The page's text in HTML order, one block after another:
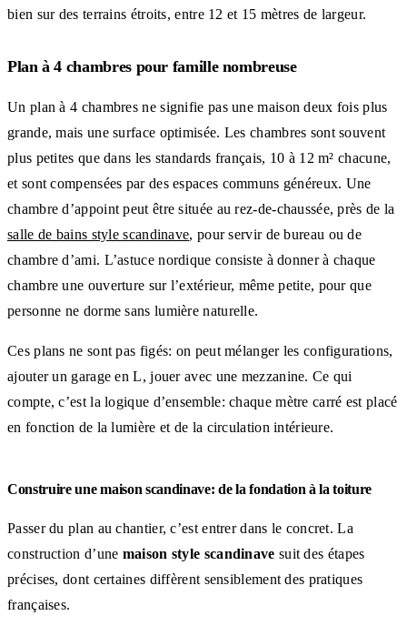
bien sur des terrains étroits, entre 12 et 15 mètres de largeur.
Plan à 4 chambres pour famille nombreuse
Un plan à 4 chambres ne signifie pas une maison deux fois plus
grande, mais une surface optimisée. Les chambres sont souvent
plus petites que dans les standards français, 10 à 12 m² chacune,
et sont compensées par des espaces communs généreux. Une
chambre d’appoint peut être située au rez-de-chaussée, près de la
salle de bains style scandinave, pour servir de bureau ou de
chambre d’ami. L’astuce nordique consiste à donner à chaque
chambre une ouverture sur l’extérieur, même petite, pour que
personne ne dorme sans lumière naturelle.
Ces plans ne sont pas figés: on peut mélanger les configurations,
ajouter un garage en L, jouer avec une mezzanine. Ce qui
compte, c’est la logique d’ensemble: chaque mètre carré est placé
en fonction de la lumière et de la circulation intérieure.
Construire une maison scandinave: de la fondation à la toiture
Passer du plan au chantier, c’est entrer dans le concret. La
construction d’une maison style scandinave suit des étapes
précises, dont certaines diffèrent sensiblement des pratiques
françaises.